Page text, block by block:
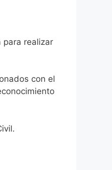
para realizar
con el